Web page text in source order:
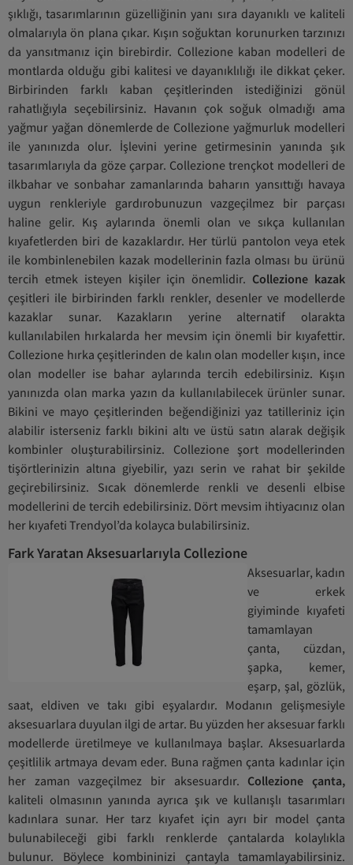
şıklığı, tasarımlarının güzelliğinin yanı sıra dayanıklı ve kaliteli
olmalarıyla ön plana çıkar. Kışın soğuktan korunurken tarzınızı
da yansıtmanız için birebirdir. Collezione kaban modelleri de
montlarda olduğu gibi kalitesi ve dayanıklılığı ile dikkat çeker.
Birbirinden farklı kaban çeşitlerinden istediğinizi gönül
rahatlığıyla seçebilirsiniz. Havanın çok soğuk olmadığı ama
yağmur yağan dönemlerde de Collezione yağmurluk modelleri
ile yanınızda olur. İşlevini yerine getirmesinin yanında şık
tasarımlarıyla da göze çarpar. Collezione trençkot modelleri de
ilkbahar ve sonbahar zamanlarında baharın yansıttığı havaya
uygun renkleriyle gardırobunuzun vazgeçilmez bir parçası
haline gelir. Kış aylarında önemli olan ve sıkça kullanılan
kıyafetlerden biri de kazaklardır. Her türlü pantolon veya etek
ile kombinlenebilen kazak modellerinin fazla olması bu ürünü
tercih etmek isteyen kişiler için önemlidir. Collezione kazak
çeşitleri ile birbirinden farklı renkler, desenler ve modellerde
kazaklar sunar. Kazakların yerine alternatif olarakta
kullanılabilen hırkalarda her mevsim için önemli bir kıyafettir.
Collezione hırka çeşitlerinden de kalın olan modeller kışın, ince
olan modeller ise bahar aylarında tercih edebilirsiniz. Kışın
yanınızda olan marka yazın da kullanılabilecek ürünler sunar.
Bikini ve mayo çeşitlerinden beğendiğinizi yaz tatilleriniz için
alabilir isterseniz farklı bikini altı ve üstü satın alarak değişik
kombinler oluşturabilirsiniz. Collezione şort modellerinden
tişörtlerinizin altına giyebilir, yazı serin ve rahat bir şekilde
geçirebilirsiniz. Sıcak dönemlerde renkli ve desenli elbise
modellerini de tercih edebilirsiniz. Dört mevsim ihtiyacınız olan
her kıyafeti Trendyol’da kolayca bulabilirsiniz.
Fark Yaratan Aksesuarlarıyla Collezione
Aksesuarlar, kadın
ve erkek
giyiminde kıyafeti
tamamlayan
çanta, cüzdan,
şapka, kemer,
eşarp, şal, gözlük,
saat, eldiven ve takı gibi eşyalardır. Modanın gelişmesiyle
aksesuarlara duyulan ilgi de artar. Bu yüzden her aksesuar farklı
modellerde üretilmeye ve kullanılmaya başlar. Aksesuarlarda
çeşitlilik artmaya devam eder. Buna rağmen çanta kadınlar için
her zaman vazgeçilmez bir aksesuardır. Collezione çanta,
kaliteli olmasının yanında ayrıca şık ve kullanışlı tasarımları
kadınlara sunar. Her tarz kıyafet için ayrı bir model çanta
bulunabileceği gibi farklı renklerde çantalarda kolaylıkla
bulunur. Böylece kombininizi çantayla tamamlayabilirsiniz.